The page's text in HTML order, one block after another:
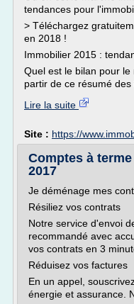
tendances pour
> Téléchargez
en 2018 !
Immobilier 2015 :
Quel est le bilan pour
partir de ce résumé des
Lire la suite
Site : https://
Comptes à
2017
Je déménage mes
Résiliez vos contrats
Notre service d'envoi
recommandé avec
vos contrats en 3
Réduisez vos factures
En un appel,
énergie et assurance.